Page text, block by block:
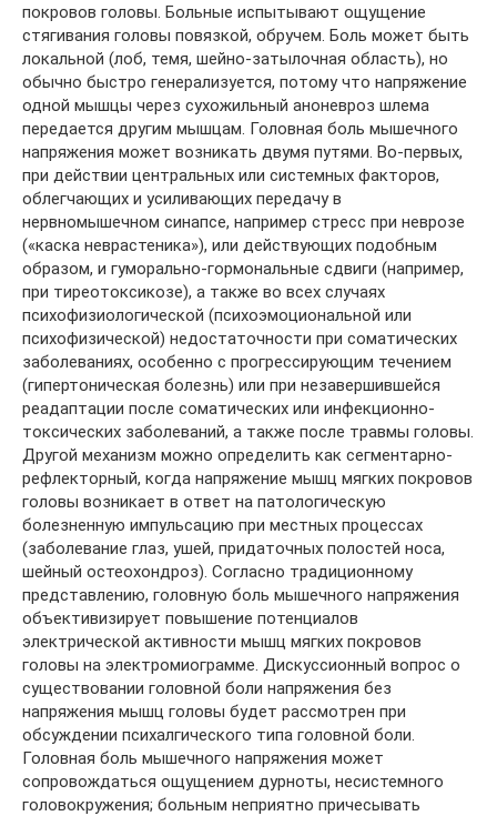
покровов головы. Больные испытывают ощущение
стягивания головы повязкой, обручем. Боль может быть
локальной (лоб, темя, шейно-затылочная область), но
обычно быстро генерализуется, потому что напряжение
одной мышцы через сухожильный аноневроз шлема
передается другим мышцам. Головная боль мышечного
напряжения может возникать двумя путями. Во-первых,
при действии центральных или системных факторов,
облегчающих и усиливающих передачу в
нервномышечном синапсе, например стресс при неврозе
(«каска неврастеника»), или действующих подобным
образом, и гуморально-гормональные сдвиги (например,
при тиреотоксикозе), а также во всех случаях
психофизиологической (психоэмоциональной или
психофизической) недостаточности при соматических
заболеваниях, особенно с прогрессирующим течением
(гипертоническая болезнь) или при незавершившейся
реадаптации после соматических или инфекционно-
токсических заболеваний, а также после травмы головы.
Другой механизм можно определить как сегментарно-
рефлекторный, когда напряжение мышц мягких покровов
головы возникает в ответ на патологическую
болезненную импульсацию при местных процессах
(заболевание глаз, ушей, придаточных полостей носа,
шейный остеохондроз). Согласно традиционному
представлению, головную боль мышечного напряжения
объективизирует повышение потенциалов
электрической активности мышц мягких покровов
головы на электромиограмме. Дискуссионный вопрос о
существовании головной боли напряжения без
напряжения мышц головы будет рассмотрен при
обсуждении психалгического типа головной боли.
Головная боль мышечного напряжения может
сопровождаться ощущением дурноты, несистемного
головокружения; больным неприятно причесывать